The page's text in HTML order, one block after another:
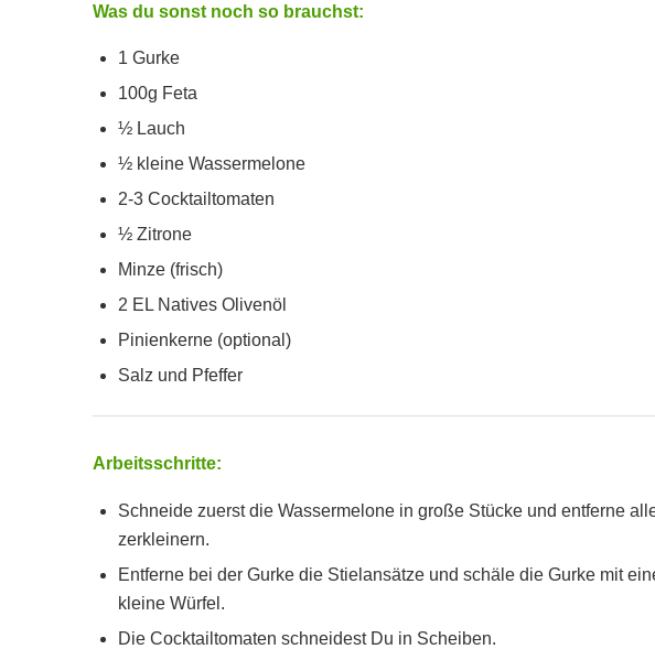
Was du sonst noch so brauchst:
1 Gurke
100g Feta
½ Lauch
½ kleine Wassermelone
2-3 Cocktailtomaten
½ Zitrone
Minze (frisch)
2 EL Natives Olivenöl
Pinienkerne (optional)
Salz und Pfeffer
Arbeitsschritte:
Schneide zuerst die Wassermelone in große Stücke und entferne
zerkleinern.
Entferne bei der Gurke die Stielansätze und schäle die Gurke mit
kleine Würfel.
Die Cocktailtomaten schneidest Du in Scheiben.